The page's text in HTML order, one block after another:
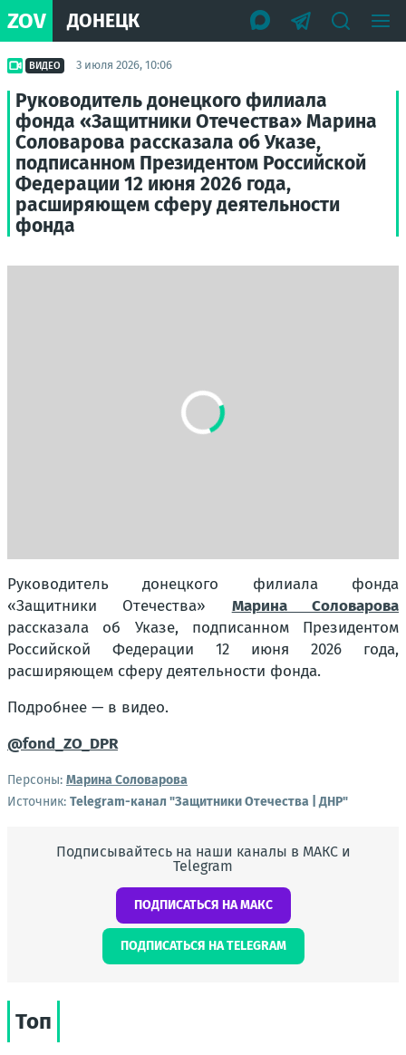
ZOV ДОНЕЦК
ВИДЕО 3 июля 2026, 10:06
Руководитель донецкого филиала
фонда «Защитники Отечества» Марина
Соловарова рассказала об Указе,
подписанном Президентом Российской
Федерации 12 июня 2026 года,
расширяющем сферу деятельности
фонда
Руководитель донецкого филиала фонда
«Защитники Отечества» Марина Соловарова
рассказала об Указе, подписанном Президентом
Российской Федерации 12 июня 2026 года,
расширяющем сферу деятельности фонда.
Подробнее — в видео.
@fond_ZO_DPR
Персоны: Марина Соловарова
Источник: Telegram-канал "Защитники Отечества | ДНР"
Подписывайтесь на наши каналы в МАКС и
Telegram
ПОДПИСАТЬСЯ НА МАКС
ПОДПИСАТЬСЯ НА TELEGRAM
Топ